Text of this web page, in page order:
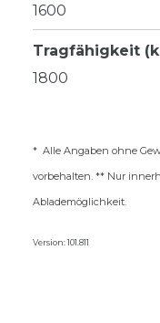
1600
Tragfähigkeit
1800
* Alle Angaben ohne
vorbehalten. ** Nur
Ablademöglichkeit.
Version: 101.811